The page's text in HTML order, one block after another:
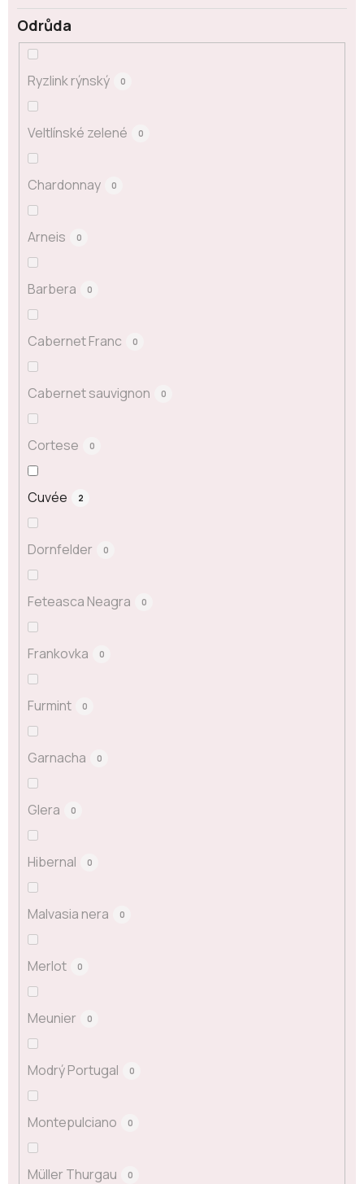
Odrůda
Ryzlink rýnský 0
Veltlínské zelené 0
Chardonnay 0
Arneis 0
Barbera 0
Cabernet Franc 0
Cabernet sauvignon 0
Cortese 0
Cuvée 2
Dornfelder 0
Feteasca Neagra 0
Frankovka 0
Furmint 0
Garnacha 0
Glera 0
Hibernal 0
Malvasia nera 0
Merlot 0
Meunier 0
Modrý Portugal 0
Montepulciano 0
Müller Thurgau 0